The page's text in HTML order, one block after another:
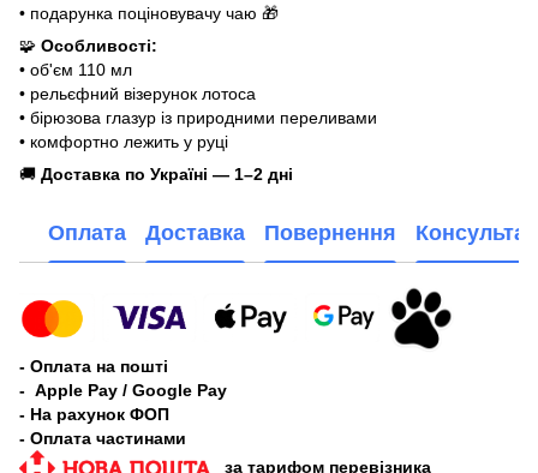
• подарунка поціновувачу чаю 🎁
🧩 Особливості:
• об'єм 110 мл
• рельєфний візерунок лотоса
• бірюзова глазур із природними переливами
• комфортно лежить у руці
🚚 Доставка по Україні — 1–2 дні
Оплата Доставка Повернення
- Оплата на пошті
- Apple Pay / Google Pay
- На рахунок ФОП
- Оплата частинами
за тарифом перевізника